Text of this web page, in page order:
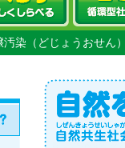
染 （どじょうおせん